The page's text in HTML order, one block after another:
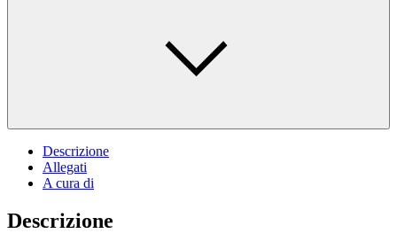
Descrizione
Allegati
A cura di
Descrizione